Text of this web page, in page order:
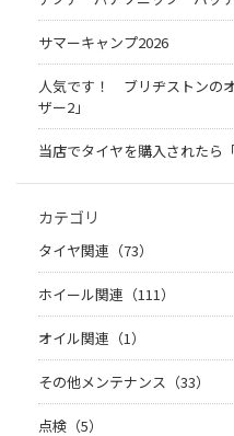
サマーキャンプ2026
人気です！ ブリヂストンの
ザー2」
当店でタイヤを購入されたら
カテゴリ
タイヤ関連（73）
ホイール関連（111）
オイル関連（1）
その他メンテナンス（33）
点検（5）